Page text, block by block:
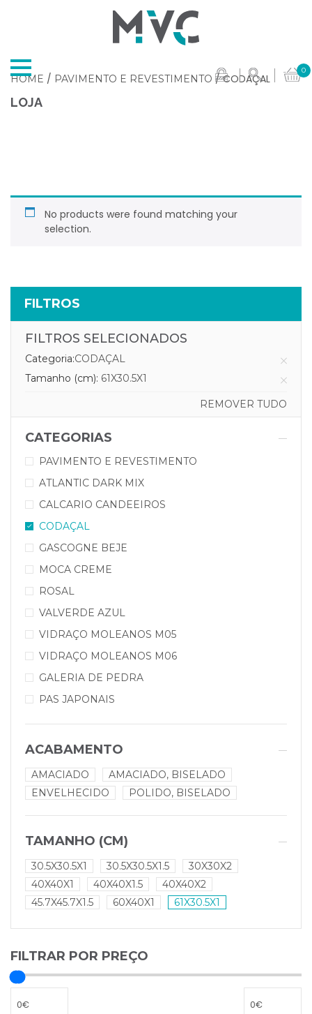
0
HOME / PAVIMENTO E REVESTIMENTO / CODAÇAL
LOJA
FILTROS
FILTROS SELECIONADOS
Categoria:CODAÇAL
Tamanho (cm): 61X30.5X1
REMOVER TUDO
CATEGORIAS
PAVIMENTO E REVESTIMENTO
ATLANTIC DARK MIX
CALCARIO CANDEEIROS
CODAÇAL
GASCOGNE BEJE
MOCA CREME
ROSAL
VALVERDE AZUL
VIDRAÇO MOLEANOS M05
VIDRAÇO MOLEANOS M06
GALERIA DE PEDRA
PAS JAPONAIS
ACABAMENTO
AMACIADO
AMACIADO, BISELADO
ENVELHECIDO
POLIDO, BISELADO
TAMANHO (CM)
30.5X30.5X1 30.5X30.5X1.5
30X30X2
40X40X1
40X40X1.5
40X40X2
45.7X45.7X1.5
60X40X1 61X30.5X1
FILTRAR POR PREÇO
No products were found matching your
selection.